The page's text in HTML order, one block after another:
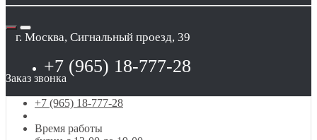
г. Москва, Сигнальный проезд, 39
+7 (965) 18-777-28
Заказ звонка
+7 (965) 18-777-28
Время работы